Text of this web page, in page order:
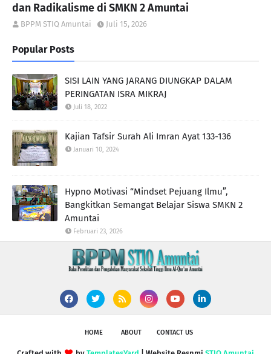
dan Radikalisme di SMKN 2 Amuntai
BPPM STIQ Amuntai Juli 15, 2026
Popular Posts
SISI LAIN YANG JARANG DIUNGKAP DALAM
PERINGATAN ISRA MIKRAJ
Juli 18, 2022
Kajian Tafsir Surah Ali Imran Ayat 133-136
Januari 10, 2024
Hypno Motivasi “Mindset Pejuang Ilmu”,
Bangkitkan Semangat Belajar Siswa SMKN 2
Amuntai
Februari 23, 2026
HOME ABOUT CONTACT US